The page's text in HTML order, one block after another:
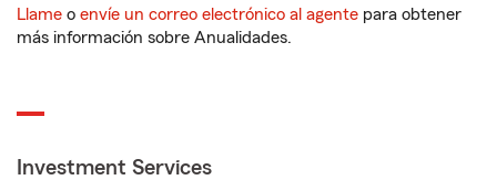
Llame o envíe un correo electrónico al agente para obtener
más información sobre Anualidades.
Investment Services